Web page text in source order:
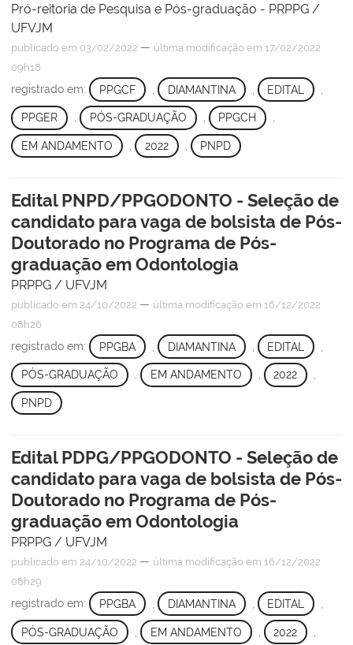
Pró-reitoria de Pesquisa e Pós-graduação - PRPPG /
UFVJM
publicado em 03/02/2022 — última modificação em 17/02/2022
09h18
registrado em: PPGCF DIAMANTINA EDITAL
PPGER , PÓS-GRADUAÇÃO , PPGCH ,
EM ANDAMENTO 2022 PNPD
Edital PNPD/PPGODONTO - Seleção de
candidato para vaga de bolsista de Pós-
Doutorado no Programa de Pós-
graduação em Odontologia
PRPPG / UFVJM
publicado em 24/10/2022 — última modificação em 16/12/2022
08h26
registrado em: PPGBA DIAMANTINA EDITAL
PÓS-GRADUAÇÃO , EM ANDAMENTO , 2022 ,
PNPD
Edital PDPG/PPGODONTO - Seleção de
candidato para vaga de bolsista de Pós-
Doutorado no Programa de Pós-
graduação em Odontologia
PRPPG / UFVJM
publicado em 24/10/2022 — última modificação em 16/12/2022
08h29
registrado em: PPGBA DIAMANTINA EDITAL
PÓS-GRADUAÇÃO EM ANDAMENTO 2022